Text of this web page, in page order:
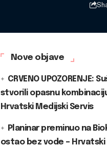
Nove objave
CRVENO UPOZORENJE:
stvorili opasnu
Hrvatski Medijski Servis
Planinar preminuo na
ostao bez vode – Hrvatski